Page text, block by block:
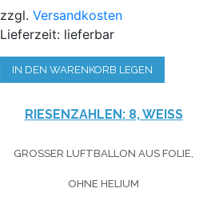
zzgl.Versandkosten
Lieferzeit: lieferbar
IN DEN WARENKORB LEGEN
RIESENZAHLEN:8, WEISS
GROSSER LUFTBALLON AUS FOLIE, O
HNE HELIUM